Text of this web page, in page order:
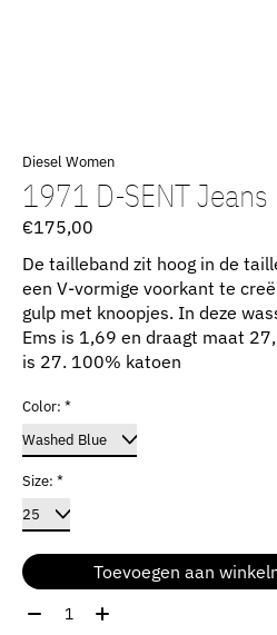
Diesel Women
1971 D-SENT Jeans
€175,00
De tailleband zit hoog in de
een ​​V-vormige voorkant te
gulp met knoopjes. In deze
Ems is 1,69 en draagt ​​maat
is 27. 100% katoen
Color: *
Size: *
Toevoegen aan
Aantal: